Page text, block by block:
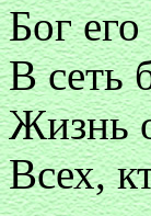
Бог
В сеть
Жизнь
Всех,